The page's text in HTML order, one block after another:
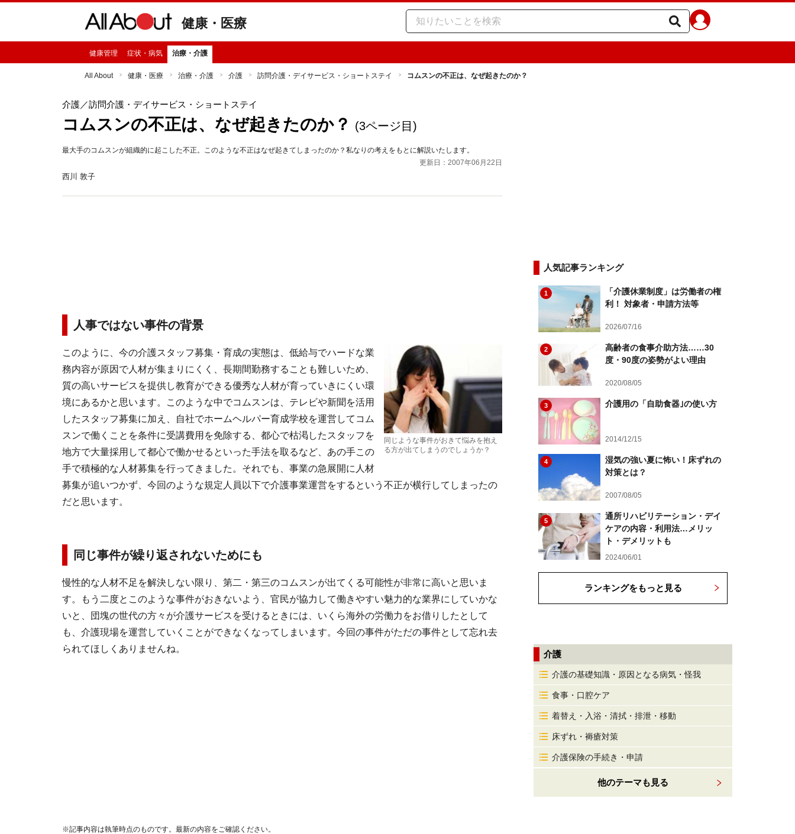
健康・医療
健康管理 症状・病気 治療・介護
All About 健康・医療 治療・介護 介護 訪問介護・デイサービス・ショートステイ コムスンの不正は、なぜ起きたのか？
介護／訪問介護・デイサービス・ショートステイ
コムスンの不正は、なぜ起きたのか？ (3ページ目)
最大手のコムスンが組織的に起こした不正。このような不正はなぜ起きてしまったのか？私なりの考えをもとに解説いたします。
更新日：2007年06月22日
西川 敦子
人事ではない事件の背景
同じような事件がおきて悩みを抱え
る方が出てしまうのでしょうか？
このように、今の介護スタッフ募集・育成の実態は、低給与でハードな業
務内容が原因で人材が集まりにくく、長期間勤務することも難しいため、
質の高いサービスを提供し教育ができる優秀な人材が育っていきにくい環
境にあるかと思います。このような中でコムスンは、テレビや新聞を活用
したスタッフ募集に加え、自社でホームヘルパー育成学校を運営してコム
スンで働くことを条件に受講費用を免除する、都心で枯渇したスタッフを
地方で大量採用して都心で働かせるといった手法を取るなど、あの手この
手で積極的な人材募集を行ってきました。それでも、事業の急展開に人材
募集が追いつかず、今回のような規定人員以下で介護事業運営をするという不正が横行してしまったの
だと思います。
同じ事件が繰り返されないためにも
慢性的な人材不足を解決しない限り、第二・第三のコムスンが出てくる可能性が非常に高いと思いま
す。もう二度とこのような事件がおきないよう、官民が協力して働きやすい魅力的な業界にしていかな
いと、団塊の世代の方々が介護サービスを受けるときには、いくら海外の労働力をお借りしたとして
も、介護現場を運営していくことができなくなってしまいます。今回の事件がただの事件として忘れ去
られてほしくありませんね。
※記事内容は執筆時点のものです。最新の内容をご確認ください。
人気記事ランキング
1
「介護休業制度」は労働者の権
利！ 対象者・申請方法等
2026/07/16
2
高齢者の食事介助方法……30
度・90度の姿勢がよい理由
2020/08/05
3 介護用の「自助食器｣の使い方
2014/12/15
4
湿気の強い夏に怖い！床ずれの
対策とは？
2007/08/05
5
通所リハビリテーション・デイ
ケアの内容・利用法…メリッ
ト・デメリットも
2024/06/01
ランキングをもっと見る
介護
介護の基礎知識・原因となる病気・怪我
食事・口腔ケア
着替え・入浴・清拭・排泄・移動
床ずれ・褥瘡対策
介護保険の手続き・申請
他のテーマも見る